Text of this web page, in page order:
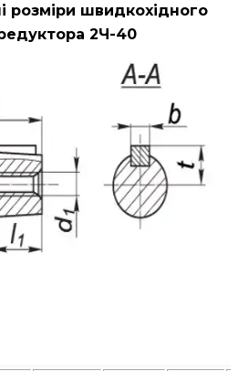
розміри швидкохідного
2Ч-40